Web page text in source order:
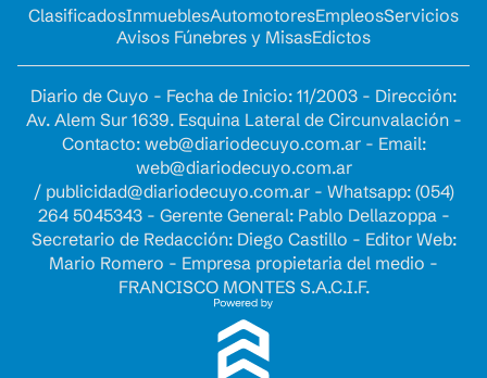
ClasificadosInmueblesAutomotoresEmpleosServicios
Avisos Fúnebres y MisasEdictos
Diario de Cuyo - Fecha de Inicio: 11/2003 - Dirección:
Av. Alem Sur 1639. Esquina Lateral de Circunvalación -
Contacto: web@diariodecuyo.com.ar- Email:
web@diariodecuyo.com.ar
/ publicidad@diariodecuyo.com.ar- Whatsapp: (054)
264 5045343 - Gerente General: Pablo Dellazoppa -
Secretario de Redacción: Diego Castillo - Editor Web:
Mario Romero - Empresa propietaria del medio -
FRANCISCO MONTES S.A.C.I.F.